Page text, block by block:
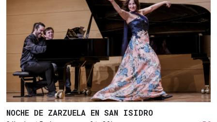
NOCHE DE ZARZUELA EN SAN ISIDRO